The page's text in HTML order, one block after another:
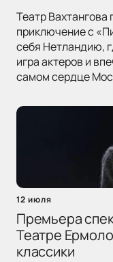
Театр
приключение с
себя Нетландию,
игра актеров и
самом сердце
12 июля
Премьера
Театре
классики